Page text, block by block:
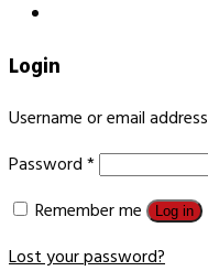
Login
Username or email address
Password*
Remember me
Log in
Lost your password?